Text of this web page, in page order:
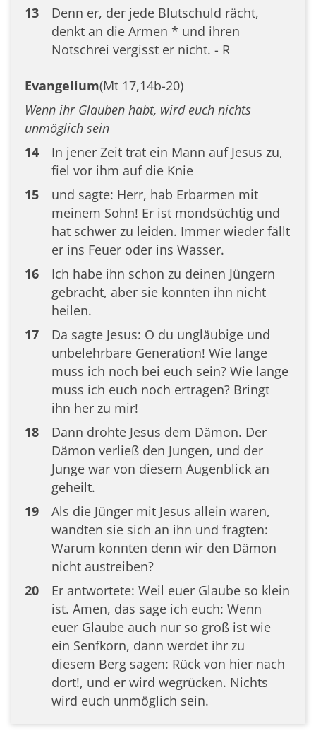
13
Denn er, der jede Blutschuld rächt,
denkt an die Armen * und ihren
Notschrei vergisst er nicht. - R
Evangelium(Mt 17,14b-20)
Wenn ihr Glauben habt, wird euch nichts
unmöglich sein
14
In jener Zeit trat ein Mann auf Jesus zu,
fiel vor ihm auf die Knie
15
und sagte: Herr, hab Erbarmen mit
meinem Sohn! Er ist mondsüchtig und
hat schwer zu leiden. Immer wieder fällt
er ins Feuer oder ins Wasser.
16
Ich habe ihn schon zu deinen Jüngern
gebracht, aber sie konnten ihn nicht
heilen.
17
Da sagte Jesus: O du ungläubige und
unbelehrbare Generation! Wie lange
muss ich noch bei euch sein? Wie lange
muss ich euch noch ertragen? Bringt
ihn her zu mir!
18
Dann drohte Jesus dem Dämon. Der
Dämon verließ den Jungen, und der
Junge war von diesem Augenblick an
geheilt.
19
Als die Jünger mit Jesus allein waren,
wandten sie sich an ihn und fragten:
Warum konnten denn wir den Dämon
nicht austreiben?
20
Er antwortete: Weil euer Glaube so klein
ist. Amen, das sage ich euch: Wenn
euer Glaube auch nur so groß ist wie
ein Senfkorn, dann werdet ihr zu
diesem Berg sagen: Rück von hier nach
dort!, und er wird wegrücken. Nichts
wird euch unmöglich sein.